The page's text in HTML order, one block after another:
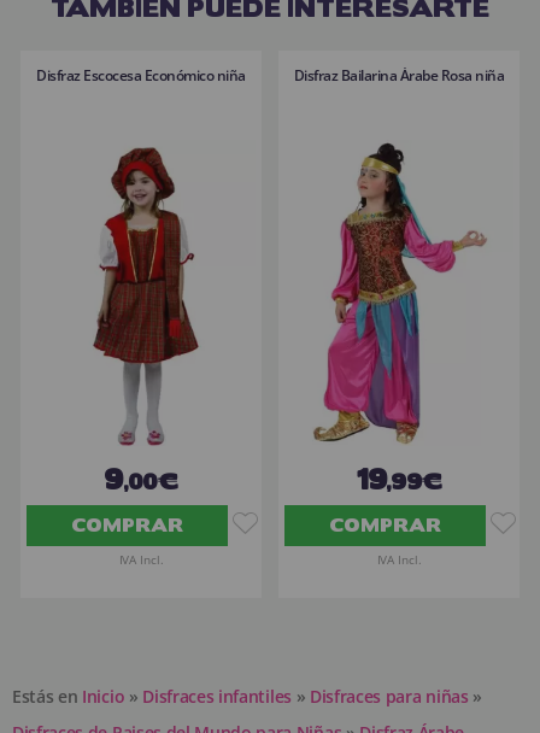
Disfraz Escocesa Económico niña
9,00€
COMPRAR
IVA Incl.
Disfraz Bailarina Árabe Rosa niña
19,99€
COMPRAR
IVA Incl.
Estás en Inicio » Disfraces infantiles » Disfraces para niñas »